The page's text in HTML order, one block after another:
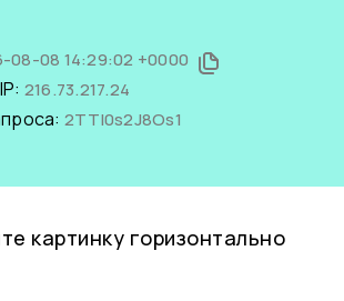
08-08 14:29:02 +0000
216.73.217.24
2TTI0s2J8Os1
картинку горизонтально